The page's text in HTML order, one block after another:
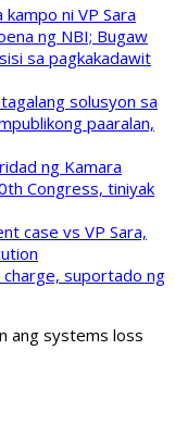
ni VP Sara
ng NBI; Bugaw
sa pagkakadawit
solusyon sa
paaralan,
ng Kamara
Congress, tiniyak
case vs VP Sara,
charge, suportado ng
ang systems loss